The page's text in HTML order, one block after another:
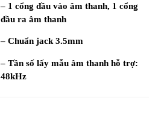
– 1 cổng đầu vào âm thanh, 1 cổng
đầu ra âm thanh
– Chuẩn jack 3.5mm
– Tần số lấy mẫu âm thanh hỗ trợ:
48kHz